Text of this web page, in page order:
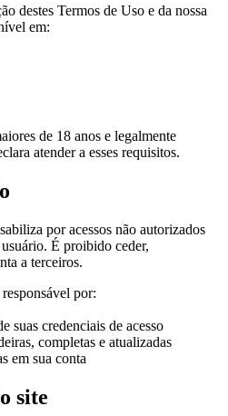
destes Termos de Uso e da nossa
em:
de 18 anos e legalmente
atender a esses requisitos.
por acessos não autorizados
É proibido ceder,
a terceiros.
por:
suas credenciais de acesso
completas e atualizadas
em sua conta
site